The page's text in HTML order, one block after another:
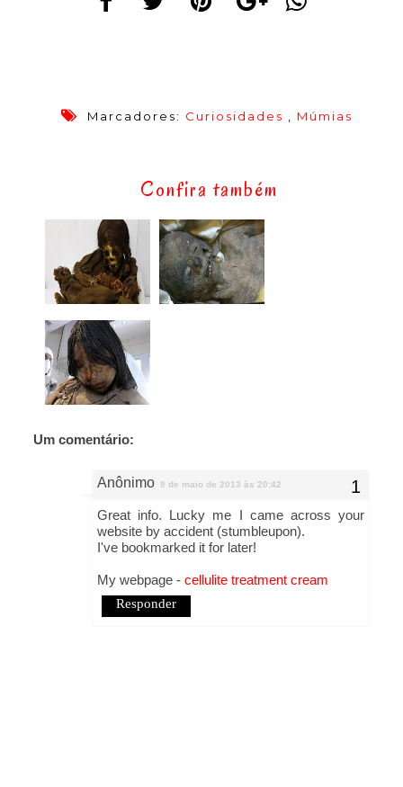
Marcadores: Curiosidades Múmias
Confira também
Um comentário:
Anônimo 9 de maio de 2013 às 20:42
Great info. Lucky me I came across your
website by accident (stumbleupon).
I've bookmarked it for later!
My webpage - cellulite treatment cream
Responder